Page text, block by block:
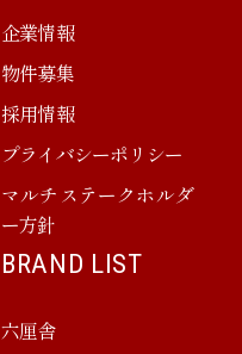
企業情報
物件募集
採用情報
プライバシーポリシー
マルチステークホルダ
ー方針
BRAND LIST
六厘舎